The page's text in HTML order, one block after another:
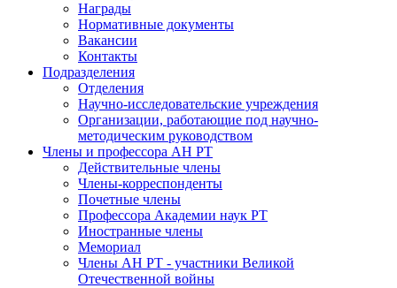
Награды
Нормативные документы
Вакансии
Контакты
Подразделения
Отделения
Научно-исследовательские учреждения
Организации, работающие под научно-
методическим руководством
Члены и профессора АН РТ
Действительные члены
Члены-корреспонденты
Почетные члены
Профессора Академии наук РТ
Иностранные члены
Мемориал
Члены АН РТ - участники Великой
Отечественной войны